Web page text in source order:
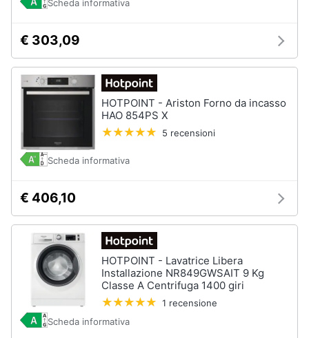
Scheda informativa
€ 303,09
HOTPOINT - Ariston Forno da incasso
HAO 854PS X
5 recensioni
Scheda informativa
€ 406,10
HOTPOINT - Lavatrice Libera
Installazione NR849GWSAIT 9 Kg
Classe A Centrifuga 1400 giri
1 recensione
Scheda informativa